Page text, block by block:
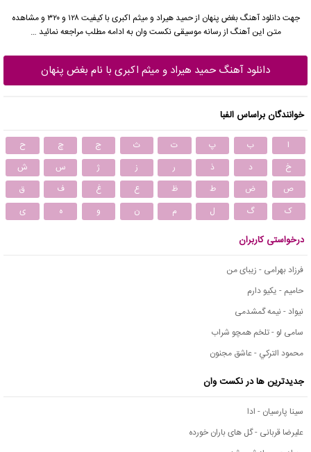
جهت دانلود آهنگ بغض پنهان ازحمید هیراد
و میثم اکبری با کیفیت ۱۲۸ و ۳۲۰ و مشاهده
متن این آهنگ از رسانه موسیقی نکست وان به ادامه مطلب مراجعه نمائید …
دانلود آهنگ حمید هیراد و میثم اکبری با نام بغض پنهان
خوانندگان براساس الفبا
ا ب پ ت ث ج چ
ح
خ
د ذ ر ز ژ س
ش
ص
ض ط ظ ع غ ف
ق
ک
گ ل م ن و ه ی
درخواستی کاربران
فرزاد بهرامی - زیبای من
حامیم - یکیو دارم
نیواد - نیمه گمشدمی
سامی لو - تلخم همچو شراب
محمود التركي - عاشق مجنون
جدیدترین ها در نکست وان
سینا پارسیان - ادا
علیرضا قربانی - گل های باران خورده